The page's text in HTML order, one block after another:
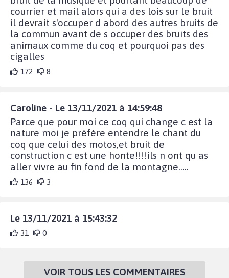
courrier et mail alors qui a des lois sur le bruit
il devrait s'occuper d abord des autres bruits de
la commun avant de s occuper des bruits des
animaux comme du coq et pourquoi pas des
cigalles
172 8
Caroline - Le 13/11/2021 à 14:59:48
Parce que pour moi ce coq qui change c est la
nature moi je préfère entendre le chant du
coq que celui des motos,et bruit de
construction c est une honte!!!!ils n ont qu as
aller vivre au fin fond de la montagne.....
136 3
Le 13/11/2021 à 15:43:32
31 0
VOIR TOUS LES COMMENTAIRES